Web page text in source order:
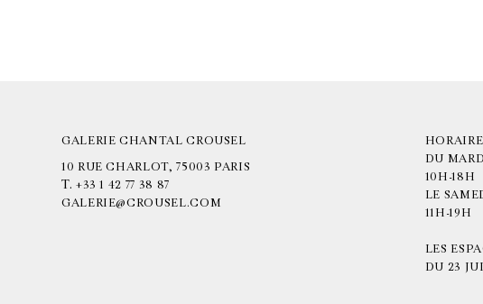
GALERIE CHANTAL CROUSEL
10 RUE CHARLOT, 75003 PARIS
T. +33 1 42 77 38 87
GALERIE@CROUSEL.COM
DU
10H-18H
LE
11H-19H
LES
DU 23